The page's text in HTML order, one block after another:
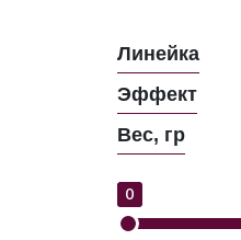
Линейка
Эффект
Вес, гр
0